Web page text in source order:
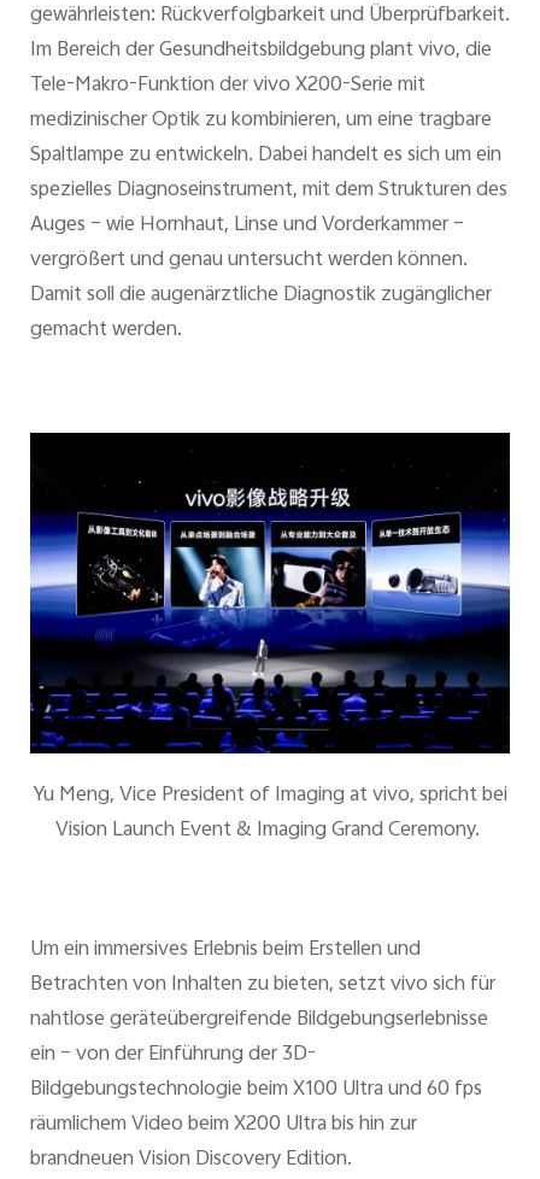
gewährleisten: Rückverfolgbarkeit und Überprüfbarkeit.
Im Bereich der Gesundheitsbildgebung plant vivo, die
Tele-Makro-Funktion der vivo X200-Serie mit
medizinischer Optik zu kombinieren, um eine tragbare
Spaltlampe zu entwickeln. Dabei handelt es sich um ein
spezielles Diagnoseinstrument, mit dem Strukturen des
Auges – wie Hornhaut, Linse und Vorderkammer –
vergrößert und genau untersucht werden können.
Damit soll die augenärztliche Diagnostik zugänglicher
gemacht werden.
Yu Meng, Vice President of Imaging at vivo, spricht bei
Vision Launch Event & Imaging Grand Ceremony.
Um ein immersives Erlebnis beim Erstellen und
Betrachten von Inhalten zu bieten, setzt vivo sich für
nahtlose geräteübergreifende Bildgebungserlebnisse
ein – von der Einführung der 3D-
Bildgebungstechnologie beim X100 Ultra und 60 fps
räumlichem Video beim X200 Ultra bis hin zur
brandneuen Vision Discovery Edition.